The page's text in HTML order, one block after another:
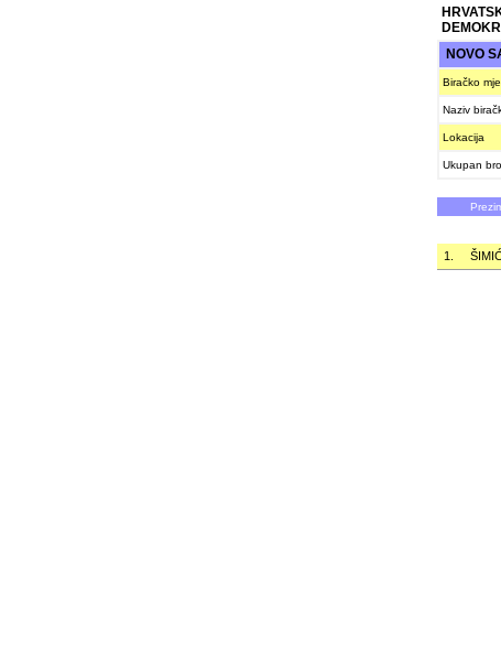
NOVO
Biračko
Naziv
Lokacija
Ukupan
1.